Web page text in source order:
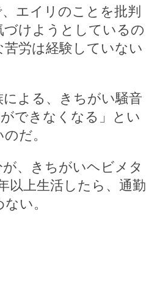
エイリのことを批判
けようとしているの
労は経験していない
よる、きちがい騒音
できなくなる」とい
だ。
、きちがいヘビメタ
以上生活したら、通勤
い。